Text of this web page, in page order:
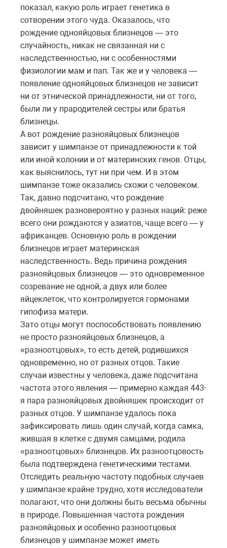
показал, какую роль играет генетика в
сотворении этого чуда. Оказалось, что
рождение однояйцовых близнецов — это
случайность, никак не связанная ни с
наследственностью, ни с особенностями
физиологии мам и пап. Так же и у человека —
появление однояйцовых близнецов не зависит
ни от этнической принадлежности, ни от того,
были ли у прародителей сестры или братья
близнецы.
А вот рождение разнояйцовых близнецов
зависит у шимпанзе от принадлежности к той
или иной колонии и от материнских генов. Отцы,
как выяснилось, тут ни при чем. И в этом
шимпанзе тоже оказались схожи с человеком.
Так, давно подсчитано, что рождение
двойняшек разновероятно у разных наций: реже
всего они рождаются у азиатов, чаще всего — у
африканцев. Основную роль в рождении
близнецов играет материнская
наследственность. Ведь причина рождения
разнояйцовых близнецов — это одновременное
созревание не одной, а двух или более
яйцеклеток, что контролируется гормонами
гипофиза матери.
Зато отцы могут поспособствовать появлению
не просто разнояйцовых близнецов, а
«разноотцовых», то есть детей, родившихся
одновременно, но от разных отцов. Такие
случаи известны у человека, даже подсчитана
частота этого явления — примерно каждая 443-
я пара разнояйцовых двойняшек происходит от
разных отцов. У шимпанзе удалось пока
зафиксировать лишь один случай, когда самка,
жившая в клетке с двумя самцами, родила
«разноотцовых» близнецов. Их разноотцовость
была подтверждена генетическими тестами.
Отследить реальную частоту подобных случаев
у шимпанзе крайне трудно, хотя исследователи
полагают, что они должны быть весьма обычны
в природе. Повышенная частота рождения
разнояйцовых и особенно разноотцовых
близнецов у шимпанзе может иметь